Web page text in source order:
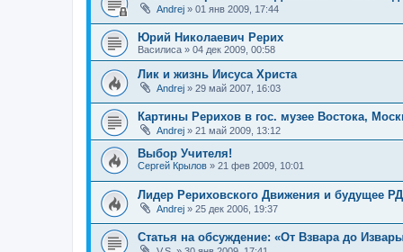
Andrej » 01 янв 2009, 17:44
Юрий Николаевич Рерих
Василиса » 04 дек 2009, 00:58
Лик и жизнь Иисуса Христа
Andrej » 29 май 2007, 16:03
Картины Рерихов в гос. музее Востока,
Andrej » 21 май 2009, 13:12
Выбор Учителя!
Сергей Крылов » 21 фев 2009, 10:01
Лидер Рериховского Движения и будущее РД
Andrej » 25 дек 2006, 19:37
Статья на обсуждение: «От Взвара до